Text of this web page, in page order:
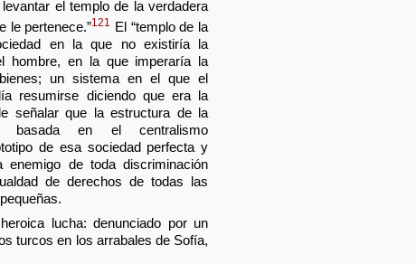
el templo de la verdadera
le pertenece.”121 El “templo de la
en la que no existiría la
hombre, en la que imperaría la
un sistema en el que el
resumirse diciendo que era la
señalar que la estructura de la
basada en el centralismo
de esa sociedad perfecta y
de toda discriminación
de derechos de todas las
lucha: denunciado por un
turcos en los arrabales de Sofía,